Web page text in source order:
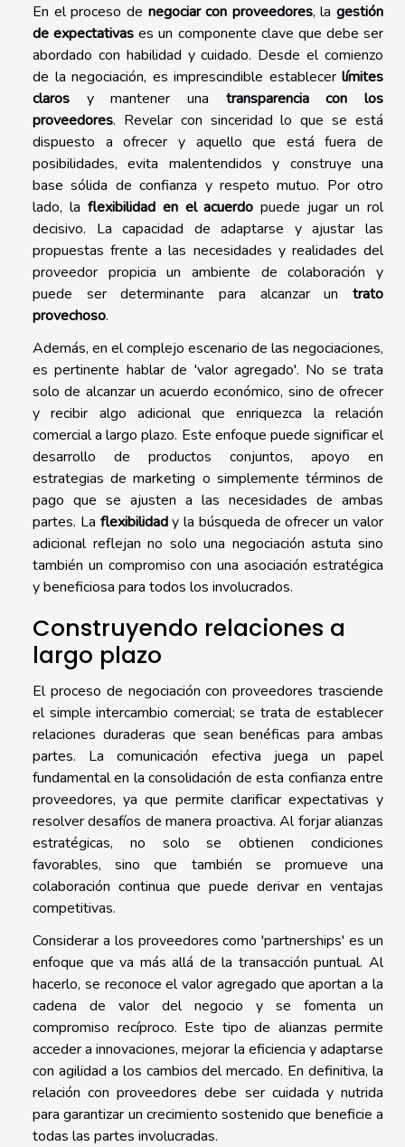
En el proceso de negociar con proveedores, la gestión
de expectativas es un componente clave que debe ser
abordado con habilidad y cuidado. Desde el comienzo
de la negociación, es imprescindible establecer límites
claros y mantener una transparencia con los
proveedores. Revelar con sinceridad lo que se está
dispuesto a ofrecer y aquello que está fuera de
posibilidades, evita malentendidos y construye una
base sólida de confianza y respeto mutuo. Por otro
lado, la flexibilidad en el acuerdo puede jugar un rol
decisivo. La capacidad de adaptarse y ajustar las
propuestas frente a las necesidades y realidades del
proveedor propicia un ambiente de colaboración y
puede ser determinante para alcanzar un trato
provechoso.
Además, en el complejo escenario de las negociaciones,
es pertinente hablar de 'valor agregado'. No se trata
solo de alcanzar un acuerdo económico, sino de ofrecer
y recibir algo adicional que enriquezca la relación
comercial a largo plazo. Este enfoque puede significar el
desarrollo de productos conjuntos, apoyo en
estrategias de marketing o simplemente términos de
pago que se ajusten a las necesidades de ambas
partes. La flexibilidady la búsqueda de ofrecer un valor
adicional reflejan no solo una negociación astuta sino
también un compromiso con una asociación estratégica
y beneficiosa para todos los involucrados.
Construyendo relaciones a
largo plazo
El proceso de negociación con proveedores trasciende
el simple intercambio comercial; se trata de establecer
relaciones duraderas que sean benéficas para ambas
partes. La comunicación efectiva juega un papel
fundamental en la consolidación de esta confianza entre
proveedores, ya que permite clarificar expectativas y
resolver desafíos de manera proactiva. Al forjar alianzas
estratégicas, no solo se obtienen condiciones
favorables, sino que también se promueve una
colaboración continua que puede derivar en ventajas
competitivas.
Considerar a los proveedores como 'partnerships' es un
enfoque que va más allá de la transacción puntual. Al
hacerlo, se reconoce el valor agregado que aportan a la
cadena de valor del negocio y se fomenta un
compromiso recíproco. Este tipo de alianzas permite
acceder a innovaciones, mejorar la eficiencia y adaptarse
con agilidad a los cambios del mercado. En definitiva, la
relación con proveedores debe ser cuidada y nutrida
para garantizar un crecimiento sostenido que beneficie a
todas las partes involucradas.